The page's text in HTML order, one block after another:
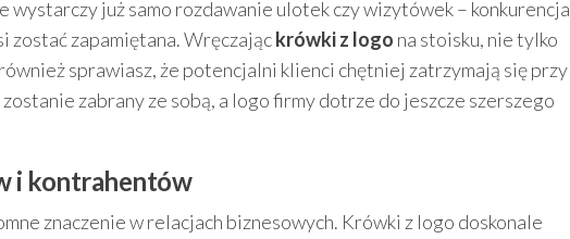
wystarczy już samo rozdawanie ulotek czy wizytówek – konkurencja
zostać zapamiętana. Wręczająckrówki z logo na stoisku, nie tylko
sprawiasz, że potencjalni klienci chętniej zatrzymają się przy
zabrany ze sobą, a logo firmy dotrze do jeszcze szerszego
i kontrahentów
znaczenie w relacjach biznesowych. Krówki z logo doskonale